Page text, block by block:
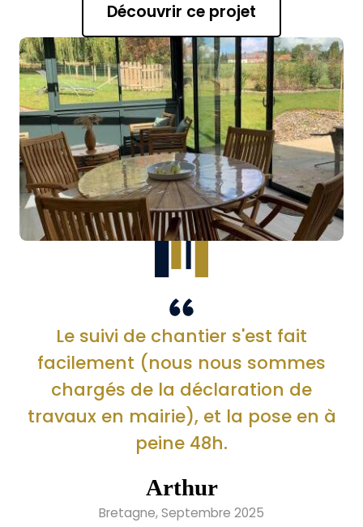
Découvrir ce projet
Le suivi de chantier s'est fait
facilement (nous nous sommes
chargés de la déclaration de
travaux en mairie), et la pose en à
peine 48h.
Arthur
Bretagne, Septembre 2025